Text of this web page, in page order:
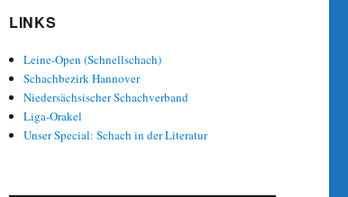
LINKS
Leine-Open (Schnellschach)
Schachbezirk Hannover
Niedersächsischer Schachverband
Liga-Orakel
Unser Special: Schach in der Literatur